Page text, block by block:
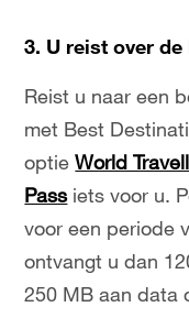
3. U reist over de
Reist u naar een
met Best
optie World
Passiets voor u.
voor een periode
ontvangt u dan
250 MB aan data